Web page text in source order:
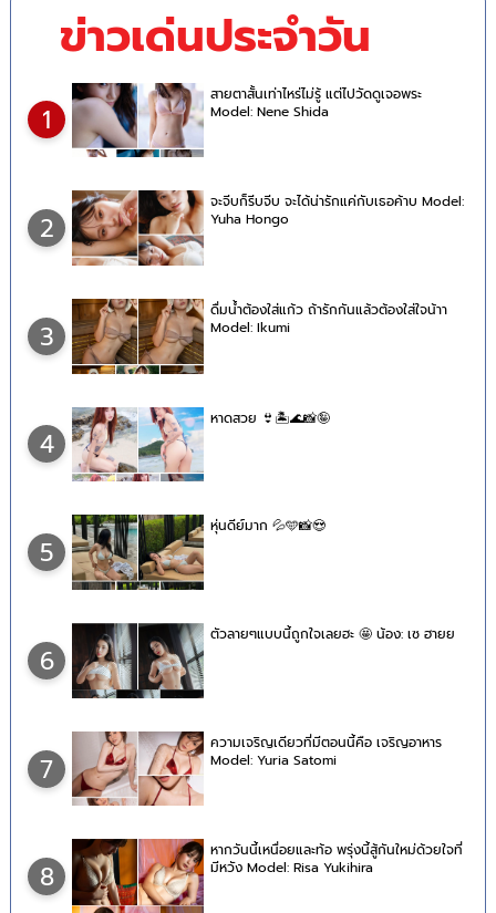
ข่าวเด่นประจำวัน
1
สายตาสั้นเท่าไหร่ไม่รู้ แต่ไปวัดดูเจอพระ
Model: Nene Shida
2
จะจีบก็รีบจีบ จะได้น่ารักแค่กับเธอค้าบ Model:
Yuha Hongo
3
ดื่มน้ำต้องใส่แก้ว ถ้ารักกันแล้วต้องใส่ใจน้าา
Model: Ikumi
4
หาดสวย 👙🏝🌊📸🤪
5
หุ่นดีย์มาก 💦🩵📸😍
6
ตัวลายๆแบบนี้ถูกใจเลยฮะ 🤩 น้อง: เซ ฮายย
7
ความเจริญเดียวที่มีตอนนี้คือ เจริญอาหาร
Model: Yuria Satomi
8
หากวันนี้เหนื่อยและท้อ พรุ่งนี้สู้กันใหม่ด้วยใจที่
มีหวัง Model: Risa Yukihira